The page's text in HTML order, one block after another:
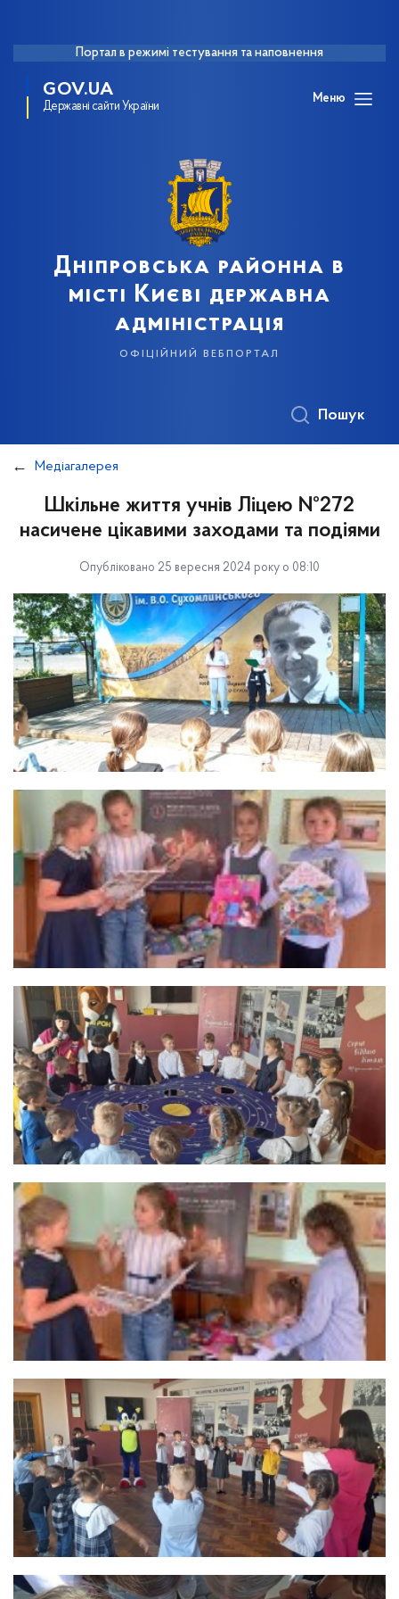
Портал в режимі тестування та наповнення
GOV.UA
Державні сайти України
Меню
Дніпровська районна в
місті Києві державна
адміністрація
офіційний вебпортал
Пошук
Медіагалерея
Шкільне життя учнів Ліцею №272
насичене цікавими заходами та подіями
Опубліковано 25 вересня 2024 року о 08:10